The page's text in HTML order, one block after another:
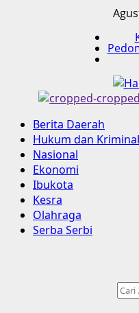
Primary
Menu
Berita Daerah
Hukum dan Kriminal
Nasional
Ekonomi
Ibukota
Kesra
Olahraga
Serba Serbi
Cari